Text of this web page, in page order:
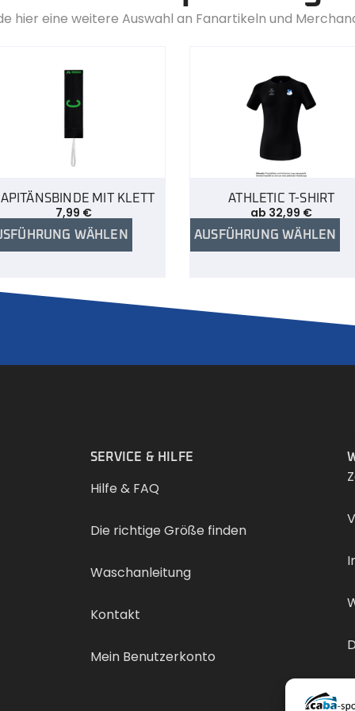
hier eine weitere Auswahl an Fanartikeln und
MIT KLETT
7,99 €
WÄHLEN
ATHLETIC T-SHIRT
ab 32,99 €
AUSFÜHRUNG WÄHLEN
SERVICE & HILFE
Hilfe & FAQ
Die richtige Größe finden
Waschanleitung
Kontakt
Mein Benutzerkonto